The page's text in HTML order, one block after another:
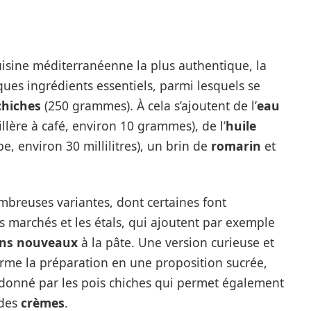
méditerranéenne la plus authentique, la
ingrédients essentiels, parmi lesquels se
(250 grammes). À cela s’ajoutent de l’eau
à café, environ 10 grammes), de l’huile
environ 30 millilitres), un brin de romarin et
variantes, dont certaines font
et les étals, qui ajoutent par exemple
nouveauxà la pâte. Une version curieuse et
la préparation en une proposition sucrée,
par les pois chiches qui permet également
crèmes.